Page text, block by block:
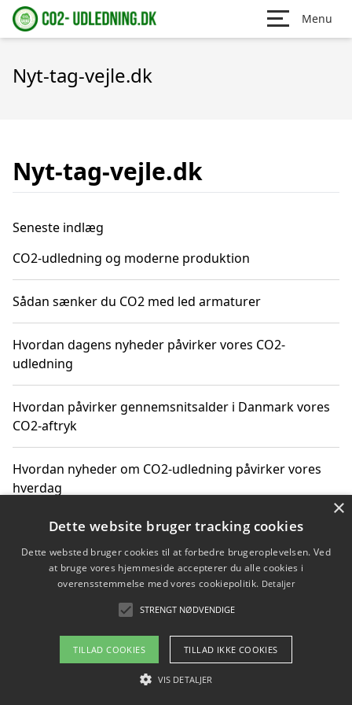
Menu
Nyt-tag-vejle.dk
Nyt-tag-vejle.dk
Seneste indlæg
CO2-udledning og moderne produktion
Sådan sænker du CO2 med led armaturer
Hvordan dagens nyheder påvirker vores CO2-
udledning
Hvordan påvirker gennemsnitsalder i Danmark vores
CO2-aftryk
Hvordan nyheder om CO2-udledning påvirker vores
hverdag
Copyright 2026 - Pilanto Aps
Om / kontakt
Blog Betingelser
×
Dette website bruger tracking cookies
Dette websted bruger cookies til at forbedre brugeroplevelsen. Ved
at bruge vores hjemmeside accepterer du alle cookies i
overensstemmelse med vores cookiepolitik. Detaljer
STRENGT NØDVENDIGE
TILLAD COOKIES TILLAD IKKE COOKIES
VIS DETALJER